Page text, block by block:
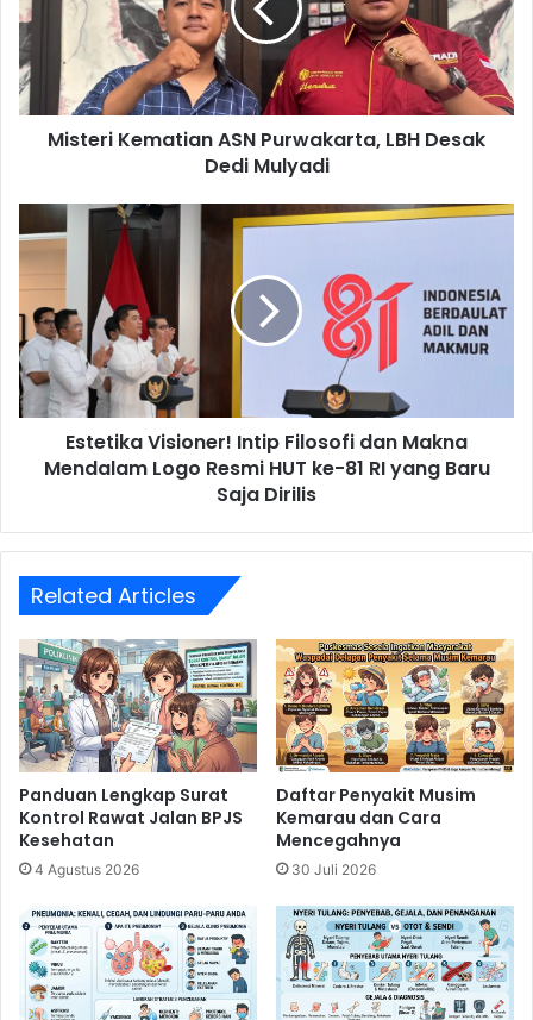
LBH
Desak
Dedi
Mulyadi
Misteri Kematian ASN Purwakarta, LBH Desak
Dedi Mulyadi
Estetika
Visioner!
Intip
Filosofi
dan
Makna
Mendalam
Logo
Resmi
yang
Saja
Dirilis
Estetika Visioner! Intip Filosofi dan Makna
Mendalam Logo Resmi HUT ke-81 RI yang Baru
Saja Dirilis
Related Articles
Panduan Lengkap Surat
Kontrol Rawat Jalan BPJS
Kesehatan
4 Agustus 2026
Daftar Penyakit Musim
Kemarau dan Cara
Mencegahnya
30 Juli 2026